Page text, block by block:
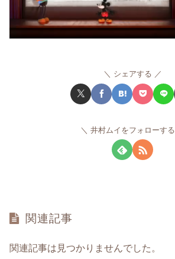
シェアする
井村ムイをフォローする
関連記事
関連記事は見つかりませんでした。